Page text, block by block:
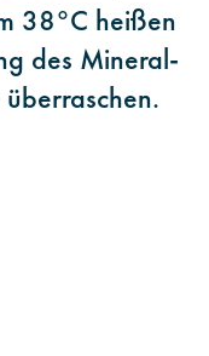
38°C heißen
des Mineral-